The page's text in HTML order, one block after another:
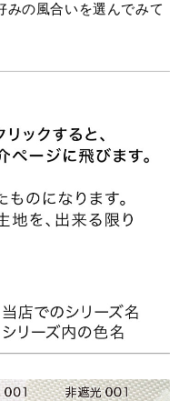
みの風合いを選んでみて